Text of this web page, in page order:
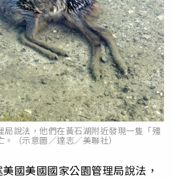
局說法，他們在黃石湖附近發現一隻「殭
。（示意圖／達志／美聯社）
美國美國國家公園管理局說法，